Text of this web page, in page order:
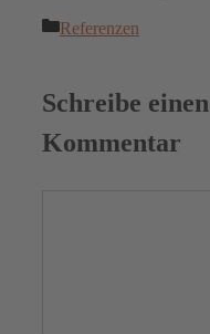
Kategorien
Referenzen
Schreibe einen
Kommentar